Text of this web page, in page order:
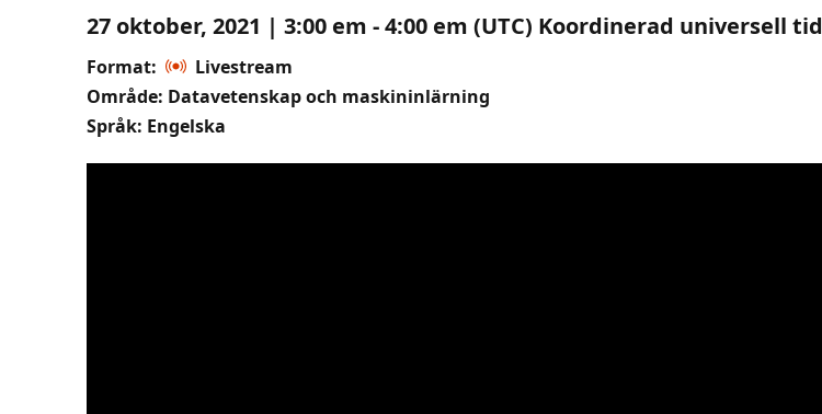
27 oktober, 2021 | 3:00 em - 4:00 em (UTC) Koordinerad universell tid
Format:
Livestream
Område: Datavetenskap och maskininlärning
Språk: Engelska